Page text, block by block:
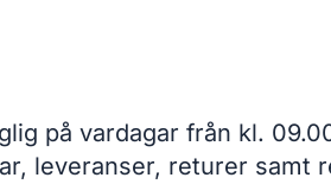
på vardagar från kl.
leveranser, returer samt